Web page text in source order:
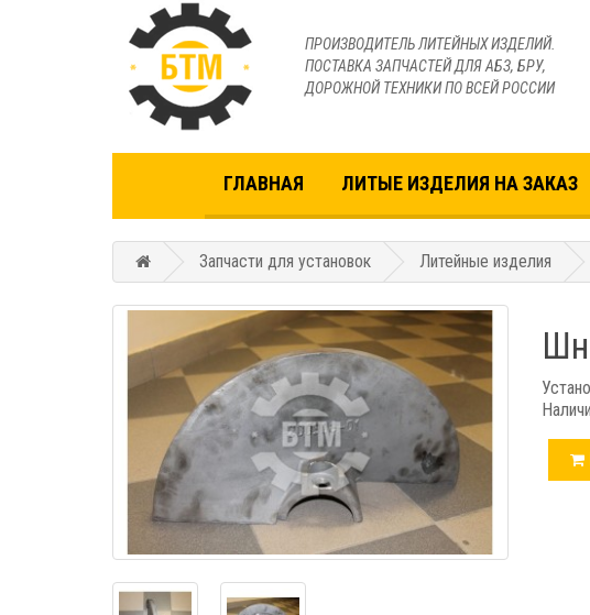
ПРОИЗВОДИТЕЛЬ ЛИТЕЙНЫХ ИЗДЕЛИЙ.
ПОСТАВКА ЗАПЧАСТЕЙ ДЛЯ АБЗ, БРУ,
ДОРОЖНОЙ ТЕХНИКИ ПО ВСЕЙ РОССИИ
ГЛАВНАЯ ЛИТЫЕ ИЗДЕЛИЯ НА ЗАКАЗ
Запчасти для установок Литейные изделия